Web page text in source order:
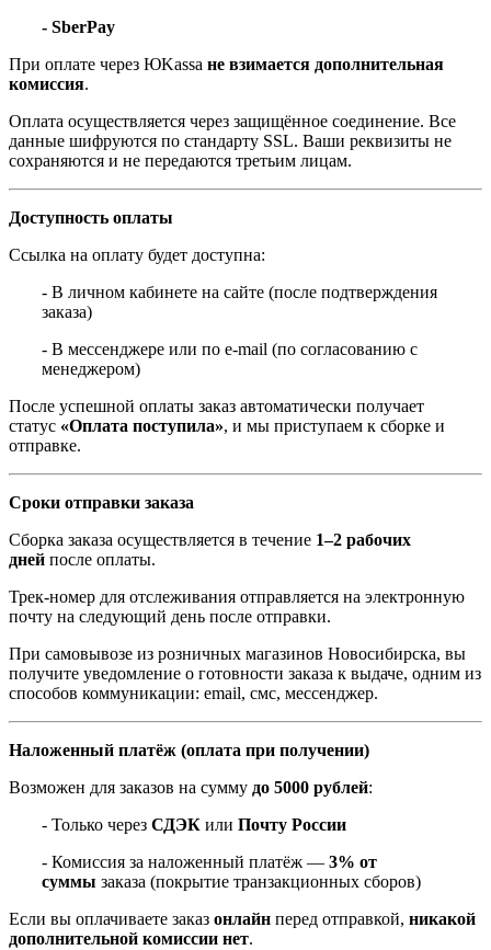
- SberPay
При оплате через ЮKassa не взимается дополнительная
комиссия.
Оплата осуществляется через защищённое соединение. Все
данные шифруются по стандарту SSL. Ваши реквизиты не
сохраняются и не передаются третьим лицам.
Доступность оплаты
Ссылка на оплату будет доступна:
- В личном кабинете на сайте (после подтверждения
заказа)
- В мессенджере или по e-mail (по согласованию с
менеджером)
После успешной оплаты заказ автоматически получает
статус «Оплата поступила», и мы приступаем к сборке и
отправке.
Сроки отправки заказа
Сборка заказа осуществляется в течение 1–2 рабочих
дней после оплаты.
Трек-номер для отслеживания отправляется на электронную
почту на следующий день после отправки.
При самовывозе из розничных магазинов Новосибирска, вы
получите уведомление о готовности заказа к выдаче, одним из
способов коммуникации: email, смс, мессенджер.
Наложенный платёж (оплата при получении)
Возможен для заказов на сумму до 5000 рублей:
- Только через СДЭК или Почту России
- Комиссия за наложенный платёж — 3% от
суммы заказа (покрытие транзакционных сборов)
Если вы оплачиваете заказ онлайн перед отправкой, никакой
дополнительной комиссии нет.